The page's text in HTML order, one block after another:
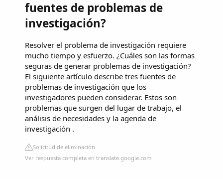
fuentes de problemas de
investigación?
Resolver el problema de investigación requiere
mucho tiempo y esfuerzo. ¿Cuáles son las formas
seguras de generar problemas de investigación?
El siguiente artículo describe tres fuentes de
problemas de investigación que los
investigadores pueden considerar. Estos son
problemas que surgen del lugar de trabajo, el
análisis de necesidades y la agenda de
investigación .
Solicitud de eliminación
Ver respuesta completa en translate.google.com